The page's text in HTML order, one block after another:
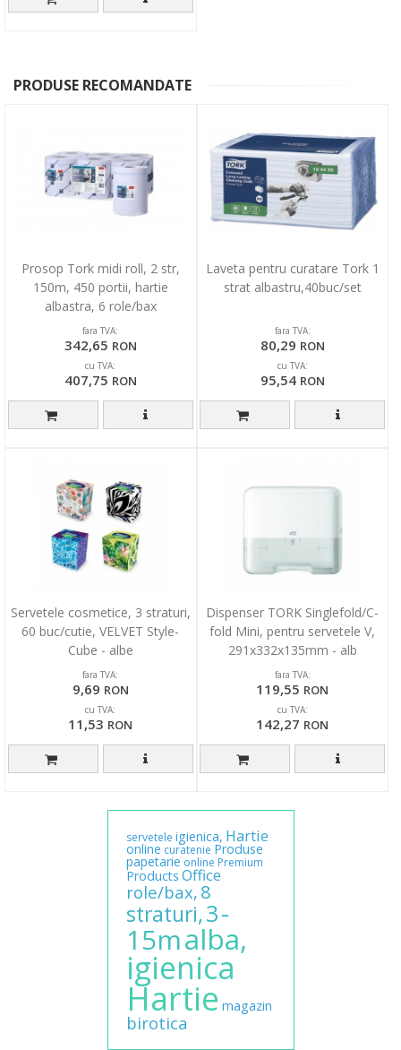
PRODUSE RECOMANDATE
Prosop Tork midi roll, 2 str,
150m, 450 portii, hartie
albastra, 6 role/bax
fara TVA:
342,65 RON
cu TVA:
407,75 RON
Laveta pentru curatare Tork 1
strat albastru,40buc/set
fara TVA:
80,29 RON
cu TVA:
95,54 RON
Servetele cosmetice, 3 straturi,
60 buc/cutie, VELVET Style-
Cube - albe
fara TVA:
9,69 RON
cu TVA:
11,53 RON
Dispenser TORK Singlefold/C-
fold Mini, pentru servetele V,
291x332x135mm - alb
fara TVA:
119,55 RON
cu TVA:
142,27 RON
servetele igienica, Hartie
online curatenie Produse
papetarie online Premium
Products Office
role/bax, 8
straturi,3-
15malba,
igienica
Hartie magazin
birotica